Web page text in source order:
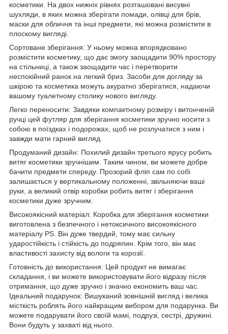
косметики. На двох нижніх рівнях розташовані висувні
шухляди, в яких можна зберігати помади, олівці для брів,
маски для обличчя та інші предмети, які можна розмістити в
плоскому вигляді.
Сортоване зберігання: У ньому можна впорядковано
розмістити косметику, що дає змогу заощадити 90% простору
на стільниці, а також заощадити час і перетворити
неспокійний ранок на легкий бриз. Засоби для догляду за
шкірою та косметика можуть акуратно зберігатися, надаючи
вашому туалетному столику нового вигляду.
Легко переносити: Завдяки компактному розміру і витонченій
ручці цей футляр для зберігання косметики зручно носити з
собою в поїздках і подорожах, щоб не розлучатися з ним і
завжди мати гарний вигляд.
Продуманий дизайн: Похилий дизайн третього ярусу робить
витяг косметики зручнішим. Таким чином, ви можете добре
бачити предмети спереду. Прозорий фліп сам по собі
залишається у вертикальному положенні, звільняючи ваші
руки, а великий отвір коробки робить витяг і зберігання
косметики дуже зручним.
Високоякісний матеріал: Коробка для зберігання косметики
виготовлена з безпечного і нетоксичного високоякісного
матеріалу PS. Він дуже твердий, тому має сильну
ударостійкість і стійкість до подряпин. Крім того, він має
властивості захисту від вологи та корозії.
Готовність до використання: Цей продукт не вимагає
складання, і ви можете використовувати його відразу після
отримання, що дуже зручно і значно економить ваш час.
Ідеальний подарунок: Вишуканий зовнішній вигляд і велика
місткість роблять його найкращим вибором для подарунка. Ви
можете подарувати його своїй мамі, подрузі, сестрі, дружині.
Вони будуть у захваті від нього.